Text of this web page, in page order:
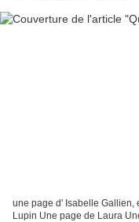
une page d' Isabelle Gallien,
Lupin Une page de Laura